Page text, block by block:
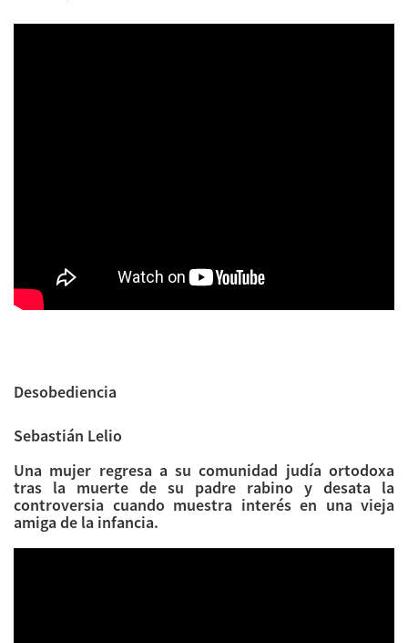
Desobediencia
Sebastián Lelio
Una mujer regresa a su comunidad judía ortodoxa
tras la muerte de su padre rabino y desata la
controversia cuando muestra interés en una vieja
amiga de la infancia.